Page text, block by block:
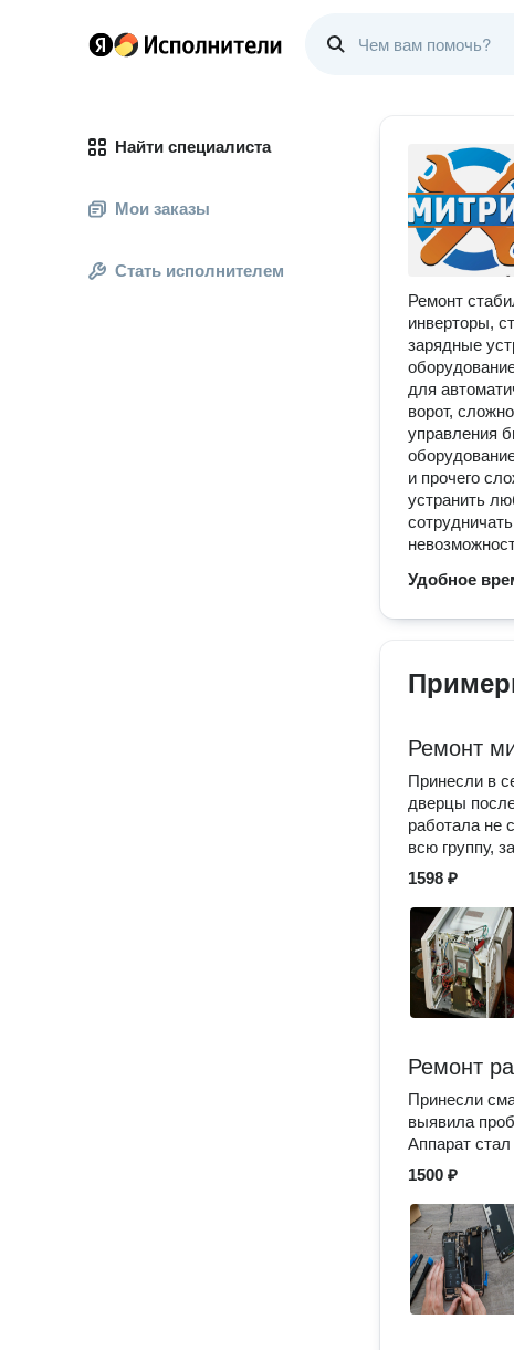
Найти специалиста
Мои заказы
Стать исполнителем
Ремонт
инверторы,
зарядные
для
ворот,
управления
и прочего
устранить
Удобное
Ремонт
Принесли в
дверцы
работала не
всю группу,
1598 ₽
Ремонт
Принесли
выявила
Аппарат
1500 ₽